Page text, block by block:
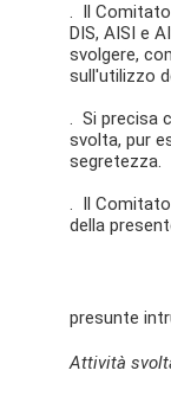
. Il Comitato
DIS, AISI e
svolgere,
sull'utilizzo
. Si precisa
svolta, pur
segretezza.
. Il Comitato
della
presunte
Attività